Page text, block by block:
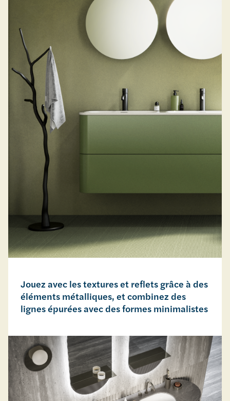
Jouez avec les textures et reflets grâce à des
éléments métalliques, et combinez des
lignes épurées avec des formes minimalistes